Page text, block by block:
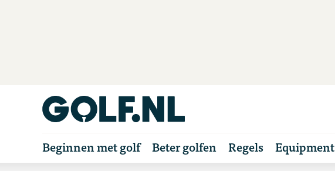
Beginnen met golf Beter golfen Regels Equipment